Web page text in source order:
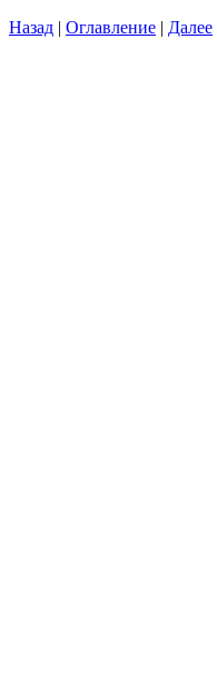
Назад | Оглавление | Далее